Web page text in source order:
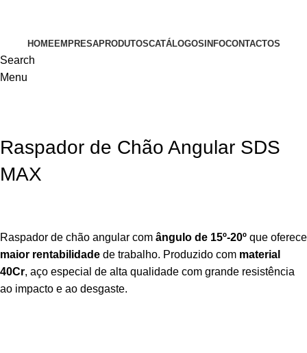
HOMEEMPRESAPRODUTOSCATÁLOGOS INFOCONTACTOS
Search
Menu
Raspador de Chão Angular SDS
MAX
Raspador de chão angular com ângulo de 15º-20º que oferece
maior rentabilidade de trabalho. Produzido com material
40Cr, aço especial de alta qualidade com grande resistência
ao impacto e ao desgaste.